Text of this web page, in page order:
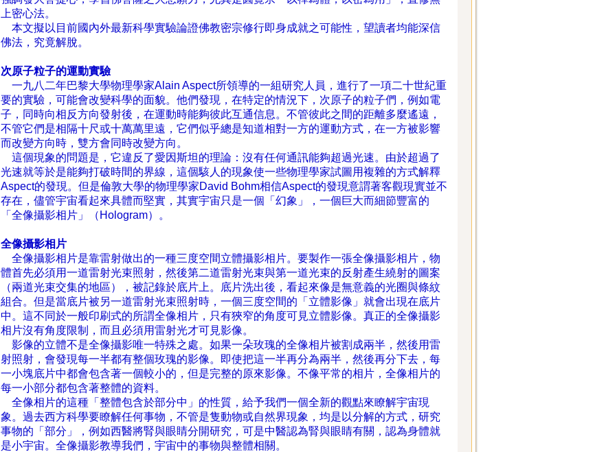
上密心法。
本文擬以目前國內外最新科學實驗論證佛教密宗修行即身成就之可能性，望讀者均能深信
佛法，究竟解脫。
次原子粒子的運動實驗
一九八二年巴黎大學物理學家Alain Aspect所領導的一組研究人員，進行了一項二十世紀重
要的實驗，可能會改變科學的面貌。他們發現，在特定的情況下，次原子的粒子們，例如電
子，同時向相反方向發射後，在運動時能夠彼此互通信息。不管彼此之間的距離多麼遙遠，
不管它們是相隔十尺或十萬萬里遠，它們似乎總是知道相對一方的運動方式，在一方被影響
而改變方向時，雙方會同時改變方向。
這個現象的問題是，它違反了愛因斯坦的理論：沒有任何通訊能夠超過光速。由於超過了
光速就等於是能夠打破時間的界線，這個駭人的現象使一些物理學家試圖用複雜的方式解釋
Aspect的發現。但是倫敦大學的物理學家David Bohm相信Aspect的發現意謂著客觀現實並不
存在，儘管宇宙看起來具體而堅實，其實宇宙只是一個「幻象」，一個巨大而細節豐富的
「全像攝影相片」（Hologram）。
全像攝影相片
全像攝影相片是靠雷射做出的一種三度空間立體攝影相片。要製作一張全像攝影相片，物
體首先必須用一道雷射光束照射，然後第二道雷射光束與第一道光束的反射產生繞射的圖案
（兩道光束交集的地區），被記錄於底片上。底片洗出後，看起來像是無意義的光圈與條紋
組合。但是當底片被另一道雷射光束照射時，一個三度空間的「立體影像」就會出現在底片
中。這不同於一般印刷式的所謂全像相片，只有狹窄的角度可見立體影像。真正的全像攝影
相片沒有角度限制，而且必須用雷射光才可見影像。
影像的立體不是全像攝影唯一特殊之處。如果一朵玫瑰的全像相片被割成兩半，然後用雷
射照射，會發現每一半都有整個玫瑰的影像。即使把這一半再分為兩半，然後再分下去，每
一小塊底片中都會包含著一個較小的，但是完整的原來影像。不像平常的相片，全像相片的
每一小部分都包含著整體的資料。
全像相片的這種「整體包含於部分中」的性質，給予我們一個全新的觀點來瞭解宇宙現
象。過去西方科學要瞭解任何事物，不管是隻動物或自然界現象，均是以分解的方式，研究
事物的「部分」，例如西醫將腎與眼睛分開研究，可是中醫認為腎與眼睛有關，認為身體就
是小宇宙。全像攝影教導我們，宇宙中的事物與整體相關。